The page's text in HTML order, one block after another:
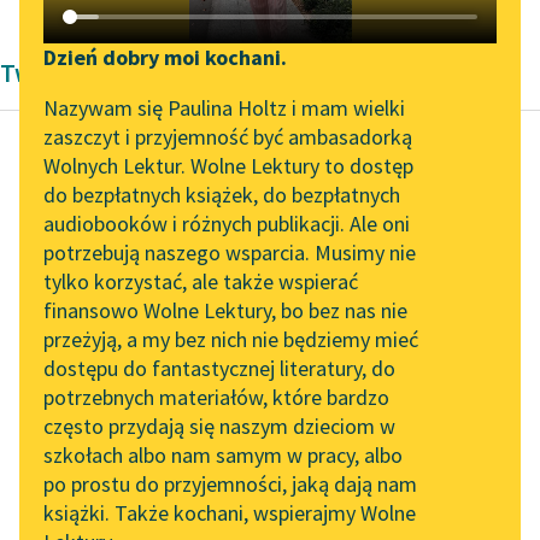
Katalog DAISY
Podkasty o książkach
Zgłoś brak utworu
Aktualności
Zapraszamy na spotkanie
online z tłumaczkami
literatury skandynawskiej
Spotkanie z Katarzyną
Tunkiel w Oslo
Wolne Lektury na 32.
Pol’and’Rock Festivalu
„Kochanek Lady
Chatterley” do słuchania
na Wolnych Lekturach
Nowy audiobook –
Narzędzia
Mapa Wolnych Lektur
Leśmianator
Przewodnik dla piszących i
czytających
API
OAI-PMH
Widget Wolnych Lektur
Przypisy
Dzień dobry moi kochani.
Nazywam się Paulina Holtz i mam wielki
zaszczyt i przyjemność być ambasadorką
Wolnych Lektur. Wolne Lektury to dostęp
do bezpłatnych książek, do bezpłatnych
audiobooków i różnych publikacji. Ale oni
potrzebują naszego wsparcia. Musimy nie
tylko korzystać, ale także wspierać
finansowo Wolne Lektury, bo bez nas nie
przeżyją, a my bez nich nie będziemy mieć
dostępu do fantastycznej literatury, do
potrzebnych materiałów, które bardzo
często przydają się naszym dzieciom w
szkołach albo nam samym w pracy, albo
po prostu do przyjemności, jaką dają nam
książki. Także kochani, wspierajmy Wolne
Twórczość Bolesław Prus
Bolesław Prus
Katarynka
Wieczorem stary lokaj
mecenasa przyszedł z
codziennym raportem.
Doniósł, że pani
doktorowa wyjechała z
dziećmi...
Czytaj więcej